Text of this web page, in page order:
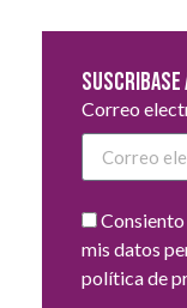
Correo
mis datos
política de